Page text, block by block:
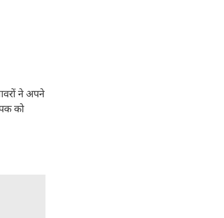
ने अपने
को